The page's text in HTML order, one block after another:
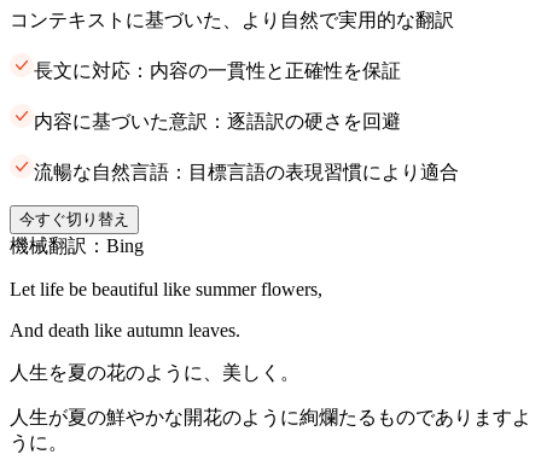
コンテキストに基づいた、より自然で実用的な翻訳
長文に対応：内容の一貫性と正確性を保証
内容に基づいた意訳：逐語訳の硬さを回避
流暢な自然言語：目標言語の表現習慣により適合
今すぐ切り替え
機械翻訳：Bing
Let life be beautiful like summer flowers,
And death like autumn leaves.
人生を夏の花のように、美しく。
人生が夏の鮮やかな開花のように絢爛たるものでありますよ
うに。